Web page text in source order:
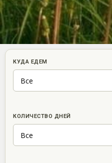
КУДА ЕДЕМ
КОЛИЧЕСТВО ДНЕЙ